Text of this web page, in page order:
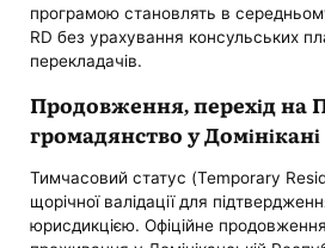
програмою становлять в
RD без урахування консульських
перекладачів.
Продовження, перехід на
громадянство у Домінікані
Тимчасовий статус (Temporary
щорічної валідації для
юрисдикцією. Офіційне